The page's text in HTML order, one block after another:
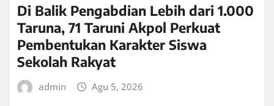
Di Balik Pengabdian Lebih dari 1.000
Taruna, 71 Taruni Akpol Perkuat
Pembentukan Karakter Siswa
Sekolah Rakyat
admin Agu 5, 2026